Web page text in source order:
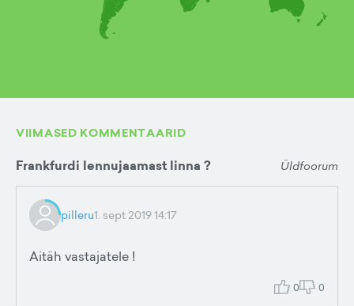
VIIMASED KOMMENTAARID
Frankfurdi lennujaamast linna ? Üldfoorum
pilleru1. sept 2019 14:17
Aitäh vastajatele !
0 0